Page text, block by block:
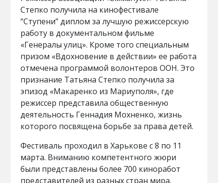
Степко получила на кинофестивале
“Ступени” диплом за лучшую режиссерскую
работу в документальном фильме
«Генералы улиц». Кроме того специальным
призом «Вдохновение в действии» ее работа
отмечена программой волонтеров ООН. Это
признание Татьяна Степко получила за
эпизод «Макаренко из Мариуполя», где
режиссер представила общественную
деятельность Геннадия Мохненко, жизнь
которого посвящена борьбе за права детей.
Фестиваль проходил в Харькове с 8 по 11
марта. Вниманию компетентного жюри
были представлены более 700 киноработ
представителей из разных стран мира.